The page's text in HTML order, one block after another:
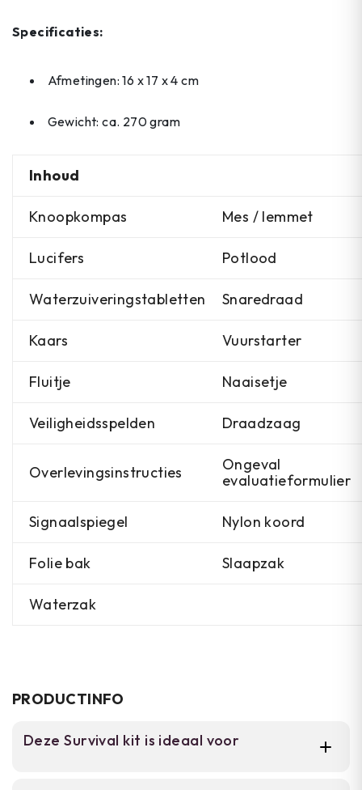
Specificaties:
Afmetingen: 16 x 17 x 4 cm
Gewicht: ca. 270 gram
Inhoud
Knoopkompas Mes / lemmet
Lucifers Potlood
Waterzuiveringstabletten Snaredraad
Kaars Vuurstarter
Fluitje Naaisetje
Veiligheidsspelden Draadzaag
Overlevingsinstructies
Ongeval
evaluatieformulier
Signaalspiegel Nylon koord
Folie bak Slaapzak
Waterzak
PRODUCTINFO
Deze Survival kit is ideaal voor